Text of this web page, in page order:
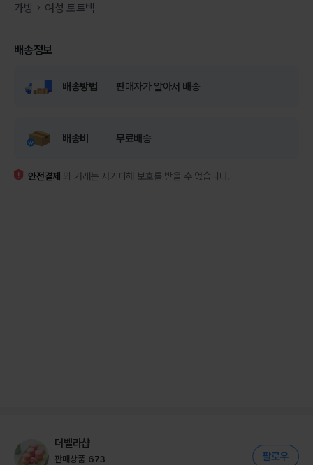
가방
여성 토트백
배송정보
배송방법 판매자가 알아서 배송
배송비 무료배송
안전결제 외 거래는 사기피해 보호를 받을 수 없습니다.
더벨라샵
판매상품 673